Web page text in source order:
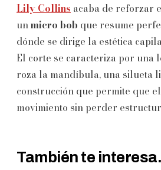
Lily Collins acaba de reforzar
unmicro bob que resume
dónde se dirige la estética
El corte se caracteriza por una
roza la mandíbula, una silueta
construcción que permite que
movimiento sin perder
También te